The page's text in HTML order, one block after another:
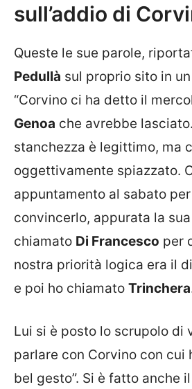
sull’addio di
Queste le sue parole,
Pedullà sul proprio sito in
“Corvino ci ha detto il
Genoa che avrebbe
stanchezza è legittimo, ma
oggettivamente spiazzato.
appuntamento al sabato
convincerlo, appurata la
chiamato Di Francesco per
nostra priorità logica era il
e poi ho chiamato Trinchera
Lui si è posto lo scrupolo di
parlare con Corvino con cui
bel gesto”. Si è fatto anche